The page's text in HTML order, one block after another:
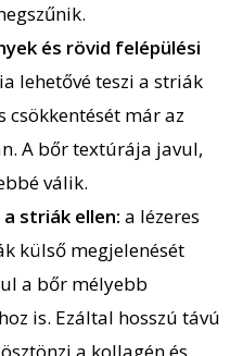
.
és rövid felépülési
lehetővé teszi a striák
csökkentését máraz
A bőr textúrája javul,
válik.
striák ellen: a lézeres
külső megjelenését
a bőr mélyebb
is. Ezáltal hosszú távú